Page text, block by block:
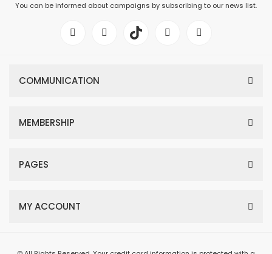
You can be informed about campaigns by subscribing to our news list.
COMMUNICATION
MEMBERSHIP
PAGES
MY ACCOUNT